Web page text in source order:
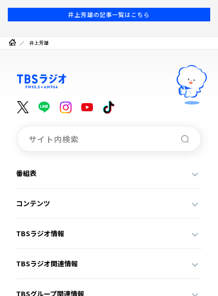
井上芳雄の記事一覧はこちら
井上芳雄
番組表
コンテンツ
TBSラジオ情報
TBSラジオ関連情報
TBSグループ関連情報